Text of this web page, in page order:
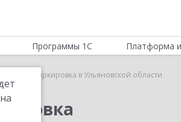
Программы 1С Платформа
1С:Маркировка в Ульяновской области